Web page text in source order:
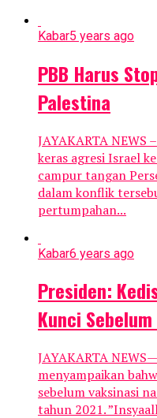
Kabar5 years ago
PBB Harus
Palestina
JAYAKARTA
keras agresi Israel
campur tangan
dalam konflik
pertumpahan...
Kabar6 years ago
Presiden:
Kunci
JAYAKARTA
menyampaikan
sebelum vaksinasi
tahun 2021.